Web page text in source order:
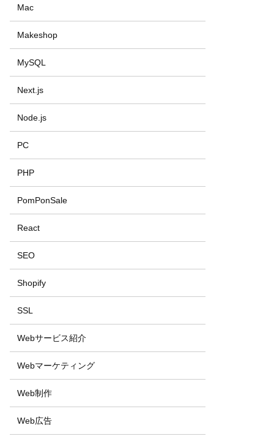
Mac
Makeshop
MySQL
Next.js
Node.js
PC
PHP
PomPonSale
React
SEO
Shopify
SSL
Webサービス紹介
Webマーケティング
Web制作
Web広告